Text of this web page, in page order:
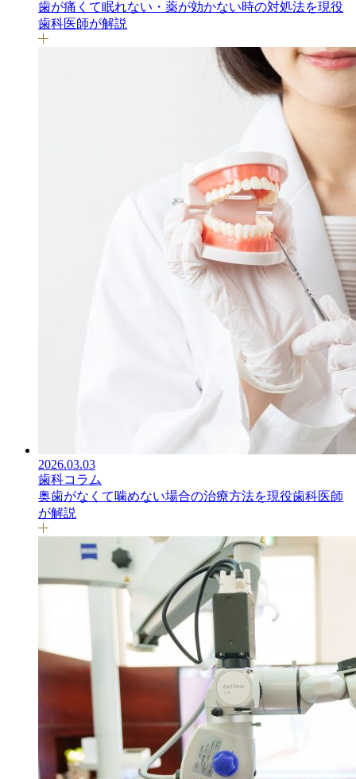
歯が痛くて眠れない・薬が効かない時の対処法を現役
歯科医師が解説
2026.03.03
歯科コラム
奥歯がなくて噛めない場合の治療方法を現役歯科医師
が解説